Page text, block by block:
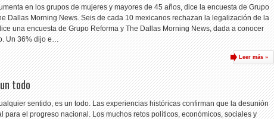
en los grupos de mujeres y mayores de 45 años, dice la encuesta de Grupo
Dallas Morning News. Seis de cada 10 mexicanos rechazan la legalización de la
una encuesta de Grupo Reforma y The Dallas Morning News, dada a conocer
Un 36% dijo e…
Leer más »
todo
sentido, es un todo. Las experiencias históricas confirman que la desunión
para el progreso nacional. Los muchos retos políticos, económicos, sociales y